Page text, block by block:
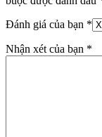
Đánh giá của bạn *
Nhận xét của bạn *